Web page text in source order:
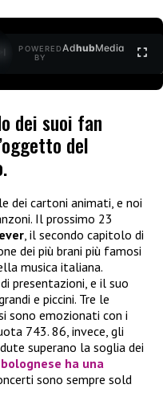
POWERED
BY
AdhubMedia
dei suoi fan
del
dei cartoni animati, e noi
Il prossimo 23
, il secondo capitolo di
dei più brani più famosi
musica italiana.
presentazioni, e il suo
e piccini. Tre le
sono emozionati con i
743. 86, invece, gli
superano la soglia dei
ha una
sono sempre sold